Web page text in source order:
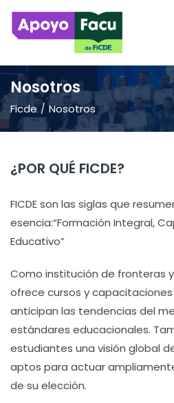
Nosotros
Ficde Nosotros
¿POR QUÉ FICDE?
FICDE son las siglas que
esencia:“Formación Integral,
Educativo”
Como institución de fronteras
ofrece cursos y
anticipan las tendencias del
estándares educacionales.
estudiantes una visión global
aptos para actuar
de su elección.